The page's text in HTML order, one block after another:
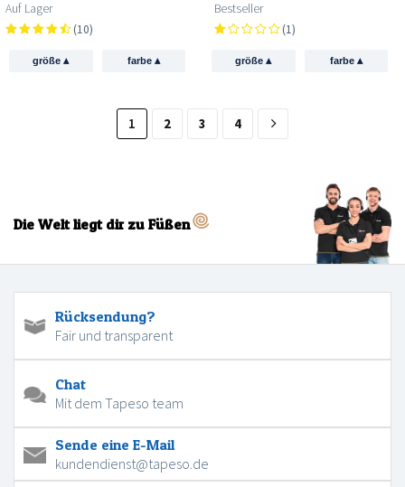
Auf Lager
(10)
größe▴ farbe ▴
Bestseller
(1)
größe▴ farbe ▴
1 2 3 4
Die Welt liegt dir zu Füßen
Rücksendung?
Fair und transparent
Chat
Mit dem Tapeso team
Sende eine E-Mail
kundendienst@tapeso.de